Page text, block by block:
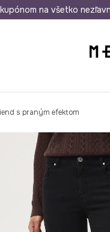
od 50 €
kupónom na všetko
s praným efektom